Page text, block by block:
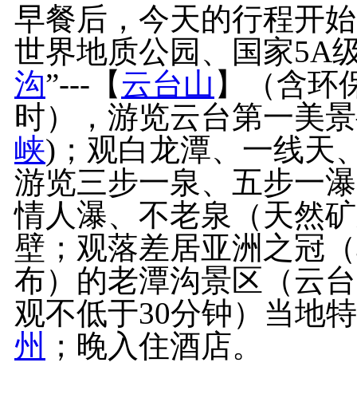
早餐后，今天的行程开
世界地质公园、国家5A
沟”---【 云台山 】（含环
时），游览云台第一美
峡)；观白龙潭、一线天
游览三步一泉、五步一
情人瀑、不老泉（天然
壁；观落差居亚洲之冠
布）的老潭沟景区（云
观不低于30分钟）当地
州 ；晚入住酒店。